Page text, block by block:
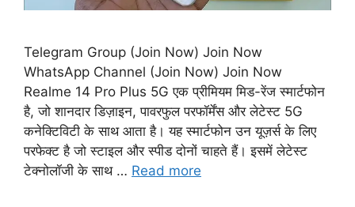
Telegram Group (Join Now) Join Now
WhatsApp Channel (Join Now) Join Now
Realme 14 Pro Plus 5G एक प्रीमियम मिड-रेंज स्मार्टफोन
है, जो शानदार डिज़ाइन, पावरफुल परफॉर्मेंस और लेटेस्ट 5G
कनेक्टिविटी के साथ आता है। यह स्मार्टफोन उन यूज़र्स के लिए
परफेक्ट है जो स्टाइल और स्पीड दोनों चाहते हैं। इसमें लेटेस्ट
टेक्नोलॉजी के साथ … Read more